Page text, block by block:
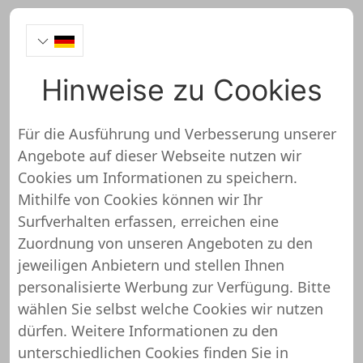
AutoteileDIREKT
Onlineshop Test
So haben wir den
AutoteileDIREKT Onlineshop
bewertet
Der Shopuniver Onlineshop Check wird in
Hinweise zu Cookies
Für die Ausführung und Verbesserung unserer
Angebote auf dieser Webseite nutzen wir
Cookies um Informationen zu speichern.
Mithilfe von Cookies können wir Ihr
Surfverhalten erfassen, erreichen eine
Zuordnung von unseren Angeboten zu den
jeweiligen Anbietern und stellen Ihnen
personalisierte Werbung zur Verfügung. Bitte
wählen Sie selbst welche Cookies wir nutzen
dürfen. Weitere Informationen zu den
unterschiedlichen Cookies finden Sie in